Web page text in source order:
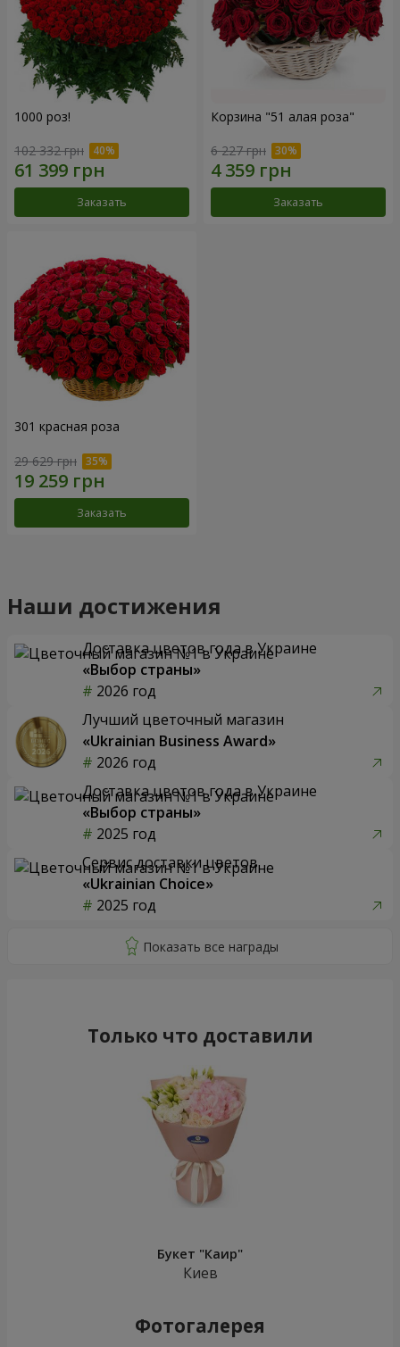
1000 роз!
102 332 грн
Заказать
Корзина "51 алая роза"
6 227 грн
Заказать
301 красная роза
29 629 грн
Заказать
Наши достижения
Доставка цветов года в Украине
«Выбор страны»
2026 год
Лучший цветочный магазин
«Ukrainian Business Award»
2026 год
Доставка цветов года в Украине
«Выбор страны»
2025 год
Сервис доставки цветов
«Ukrainian Choice»
2025 год
Только что доставили
Букет "Каир"
Киев
Фотогалерея